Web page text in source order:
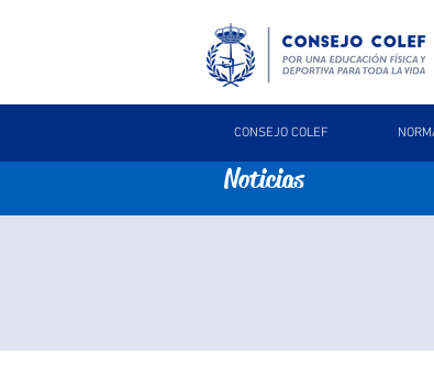
CONSEJO COLEF
Noticias